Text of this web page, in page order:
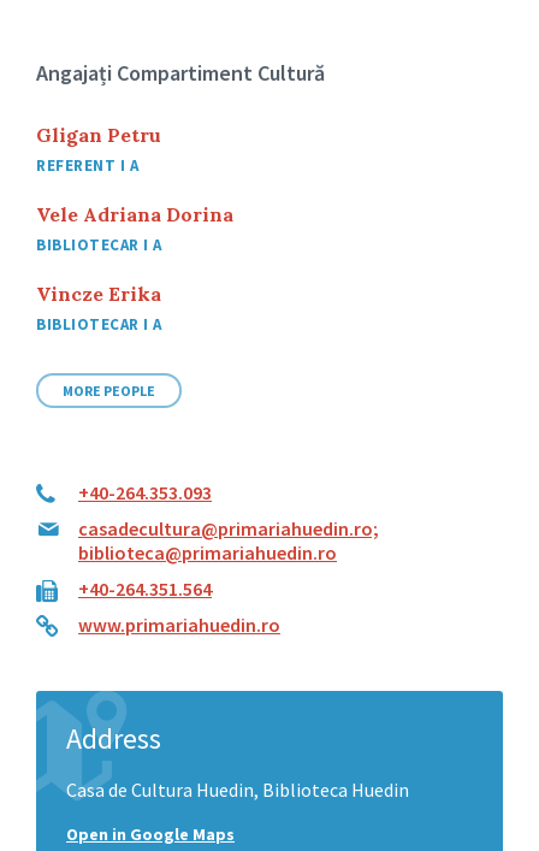
Angajați Compartiment Cultură
Gligan Petru
REFERENT I A
Vele Adriana Dorina
BIBLIOTECAR I A
Vincze Erika
BIBLIOTECAR I A
MORE PEOPLE
+40-264.353.093
casadecultura@primariahuedin.ro;
biblioteca@primariahuedin.ro
+40-264.351.564
www.primariahuedin.ro
Address
Casa de Cultura Huedin, Biblioteca Huedin
Open in Google Maps